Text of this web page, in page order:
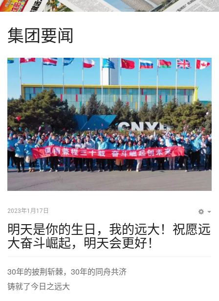
集团要闻
2023年1月17日
明天是你的生日，我的远大！祝愿远
大奋斗崛起，明天会更好！
30年的披荆斩棘，30年的同舟共济
铸就了今日之远大